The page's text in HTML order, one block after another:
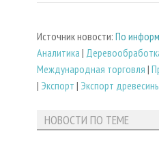
Источник новости: По
Аналитика |
Международная торговля |
| Экспорт | Экспорт
НОВОСТИ ПО ТЕМЕ